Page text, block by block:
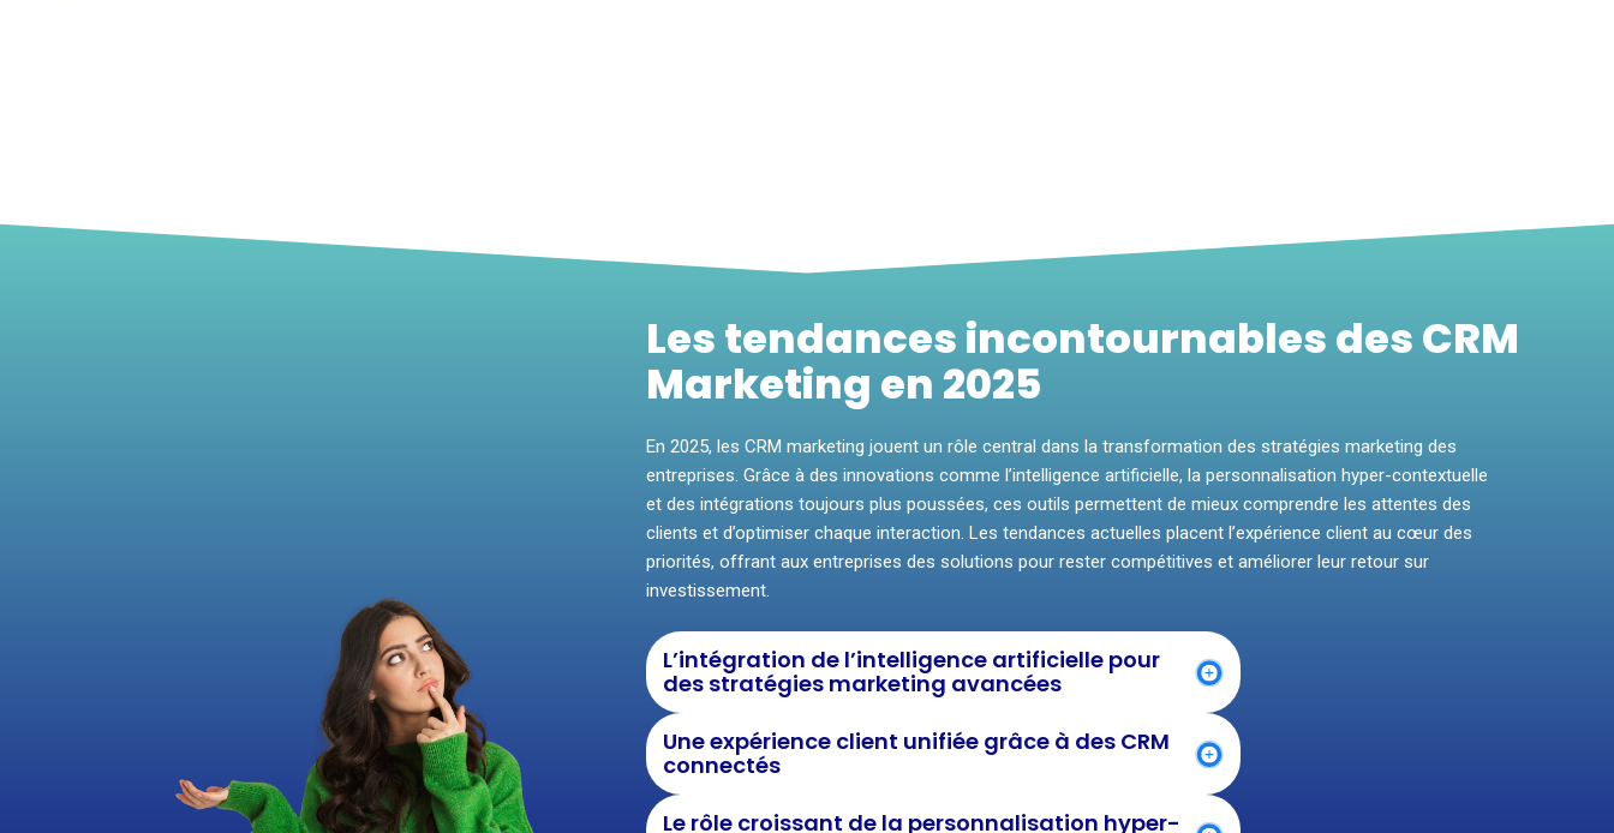
Les tendances incontournables des CRM
Marketing en 2025
En 2025, les CRM marketing jouent un rôle central dans la transformation des stratégies marketing des
entreprises. Grâce à des innovations comme l’intelligence artificielle, la personnalisation hyper-contextuelle
et des intégrations toujours plus poussées, ces outils permettent de mieux comprendre les attentes des
clients et d’optimiser chaque interaction. Les tendances actuelles placent l’expérience client au cœur des
priorités, offrant aux entreprises des solutions pour rester compétitives et améliorer leur retour sur
investissement.
L’intégration de l’intelligence artificielle pour
des stratégies marketing avancées
Une expérience client unifiée grâce à des CRM
connectés
Le rôle croissant de la personnalisation hyper-